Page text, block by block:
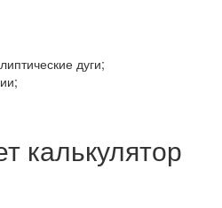
дуги;
калькулятор